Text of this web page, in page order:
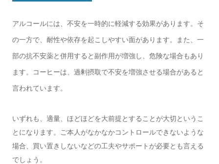
アルコールには、不安を一時的に軽減する効果があります。そ
の一方で、耐性や依存を起こしやすい面があります。また、一
部の抗不安薬と併用すると副作用が増強し、危険な場合もあり
ます。コーヒーは、過剰摂取で不安を増強させる場合があると
言われています。
いずれも、適量、ほどほどを大前提とすることが大切というこ
とになります。ご本人がなかなかコントロールできないような
場合、買い置きしないなどの工夫やサポートが必要とも言える
でしょう。